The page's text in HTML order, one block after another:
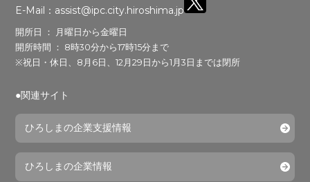
E-Mail：assist@ipc.city.hiroshima.jp
開所日 ： 月曜日から金曜日
開所時間 ： 8時30分から17時15分まで
※祝日・休日、8月6日、12月29日から1月3日までは閉所
●関連サイト
ひろしまの企業支援情報
ひろしまの企業情報